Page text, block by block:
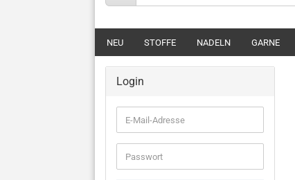
NEU STOFFE NADELN GARNE
Login
E-
Mail-
Adresse
Passwort